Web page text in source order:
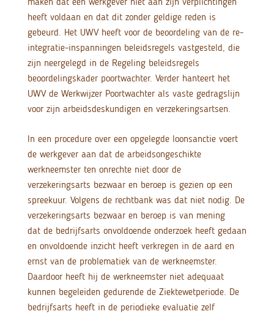
heeft voldaan en dat dit zonder geldige reden is
gebeurd. Het UWV heeft voor de beoordeling van de re-
integratie-inspanningen beleidsregels vastgesteld, die
zijn neergelegd in de Regeling beleidsregels
beoordelingskader poortwachter. Verder hanteert het
UWV de Werkwijzer Poortwachter als vaste gedragslijn
voor zijn arbeidsdeskundigen en verzekeringsartsen.
In een procedure over een opgelegde loonsanctie voert
de werkgever aan dat de arbeidsongeschikte
werkneemster ten onrechte niet door de
verzekeringsarts bezwaar en beroep is gezien op een
spreekuur. Volgens de rechtbank was dat niet nodig. De
verzekeringsarts bezwaar en beroep is van mening
dat de bedrijfsarts onvoldoende onderzoek heeft gedaan
en onvoldoende inzicht heeft verkregen in de aard en
ernst van de problematiek van de werkneemster.
Daardoor heeft hij de werkneemster niet adequaat
kunnen begeleiden gedurende de Ziektewetperiode. De
bedrijfsarts heeft in de periodieke evaluatie zelf